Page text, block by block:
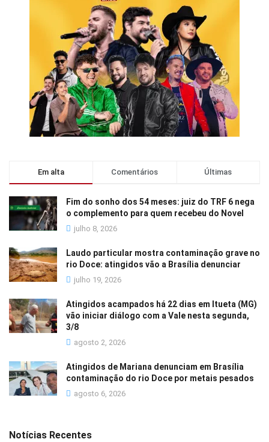
Em alta Comentários Últimas
Fim do sonho dos 54 meses: juiz do TRF 6 nega
o complemento para quem recebeu do Novel
julho 8, 2026
Laudo particular mostra contaminação grave no
rio Doce: atingidos vão a Brasília denunciar
julho 19, 2026
Atingidos acampados há 22 dias em Itueta (MG)
vão iniciar diálogo com a Vale nesta segunda,
3/8
agosto 2, 2026
Atingidos de Mariana denunciam em Brasília
contaminação do rio Doce por metais pesados
agosto 6, 2026
Notícias Recentes